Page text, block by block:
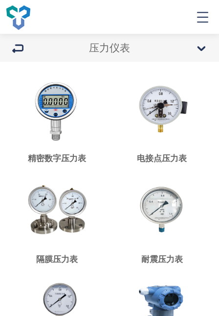
压力仪表
精密数字压力表 电接点压力表
隔膜压力表 耐震压力表